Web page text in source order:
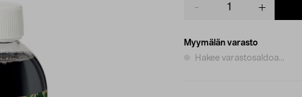
Myymälän varasto
Hakee varastosaldoa...